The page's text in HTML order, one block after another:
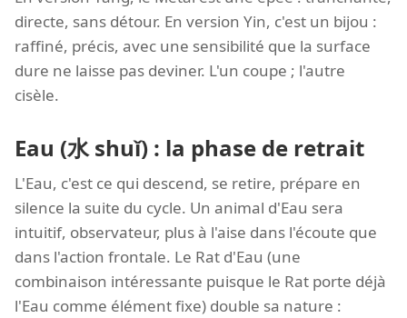
directe, sans détour. En version Yin, c'est un bijou :
raffiné, précis, avec une sensibilité que la surface
dure ne laisse pas deviner. L'un coupe ; l'autre
cisèle.
Eau (水 shuǐ) : la phase de retrait
L'Eau, c'est ce qui descend, se retire, prépare en
silence la suite du cycle. Un animal d'Eau sera
intuitif, observateur, plus à l'aise dans l'écoute que
dans l'action frontale. Le Rat d'Eau (une
combinaison intéressante puisque le Rat porte déjà
l'Eau comme élément fixe) double sa nature :